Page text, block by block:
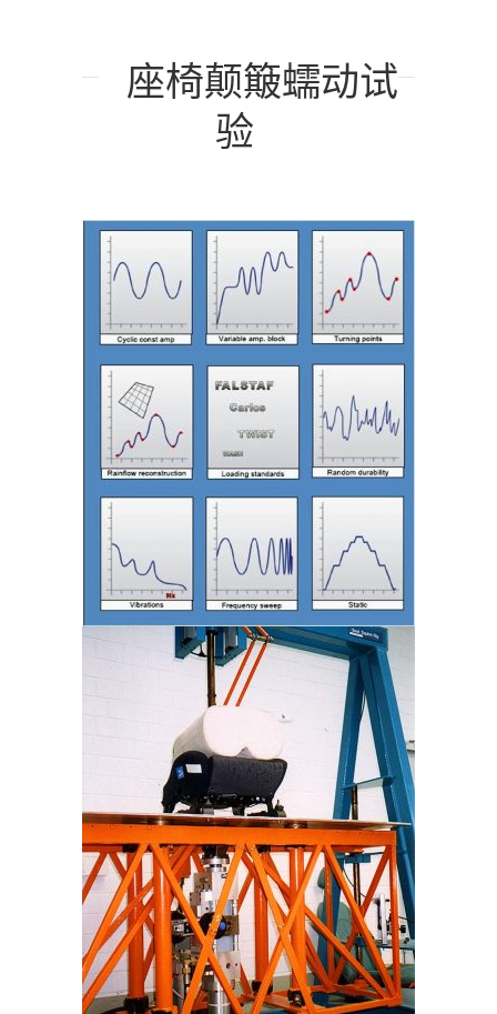
座椅颠簸蠕动试
验